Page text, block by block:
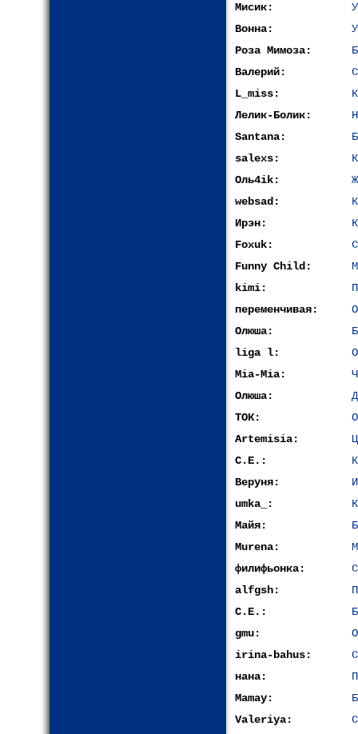
Мисик:
Вонна:
Роза Мимоза:
Валерий:
L_miss:
Лелик-Болик:
Santana:
salexs:
Оль4ik:
websad:
Ирэн:
Foxuk:
Funny Child:
kimi:
переменчивая:
Олюша:
liga l:
Mia-Mia:
Олюша:
ТОК:
Artemisia:
С.Е.:
Веруня:
umka_:
Майя:
Murena:
филифьонка:
alfgsh:
С.Е.:
gmu:
irina-bahus:
нана:
Mamay:
Valeriya: